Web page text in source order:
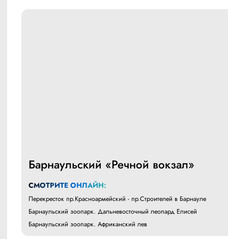
Барнаульский «Речной вокзал»
СМОТРИТЕ ОНЛАЙН:
Перекресток пр.Красноармейский - пр.Строителей в Барнауле
Барнаульский зоопарк. Дальневосточный леопард Елисей
Барнаульский зоопарк. Африканский лев